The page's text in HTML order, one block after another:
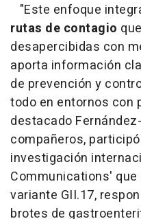
"Este enfoque
rutas de contagio
desapercibidas con
aporta información
de prevención y
todo en entornos con
destacado
compañeros,
investigación
Communications'
variante GII.17,
brotes de